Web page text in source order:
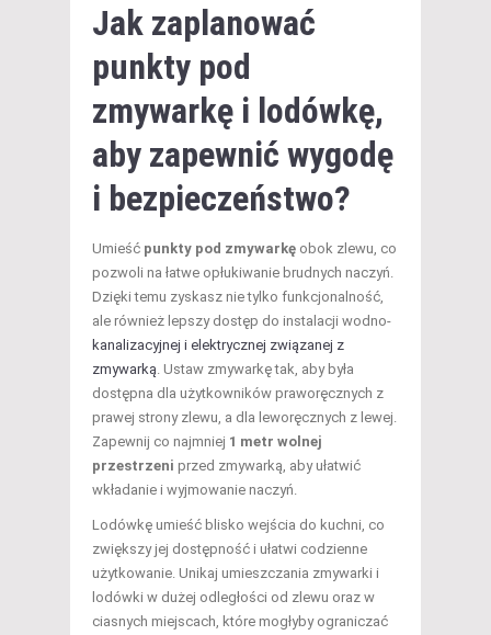
Jak zaplanować
punkty pod
zmywarkę i lodówkę,
aby zapewnić wygodę
i bezpieczeństwo?
Umieść punkty pod zmywarkę obok zlewu, co
pozwoli na łatwe opłukiwanie brudnych naczyń.
Dzięki temu zyskasz nie tylko funkcjonalność,
ale również lepszy dostęp do instalacji wodno-
kanalizacyjnej i elektrycznej związanej z
zmywarką . Ustaw zmywarkę tak, aby była
dostępna dla użytkowników praworęcznych z
prawej strony zlewu, a dla leworęcznych z lewej.
Zapewnij co najmniej 1 metr wolnej
przestrzeni przed zmywarką, aby ułatwić
wkładanie i wyjmowanie naczyń.
Lodówkę umieść blisko wejścia do kuchni, co
zwiększy jej dostępność i ułatwi codzienne
użytkowanie. Unikaj umieszczania zmywarki i
lodówki w dużej odległości od zlewu oraz w
ciasnych miejscach, które mogłyby ograniczać